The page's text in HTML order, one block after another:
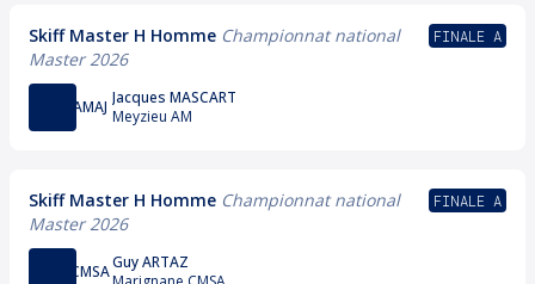
Skiff Master H Homme Championnat national
Master 2026
FINALE A
AMAJ Meyzieu AM
Jacques MASCART
Skiff Master H Homme Championnat national
Master 2026
FINALE A
CMSAGuy ARTAZ